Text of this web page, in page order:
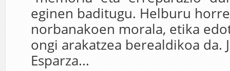
eginen baditugu. Helburu
norbanakoen morala, etika
ongi arakatzea berealdikoa da.
Esparza...